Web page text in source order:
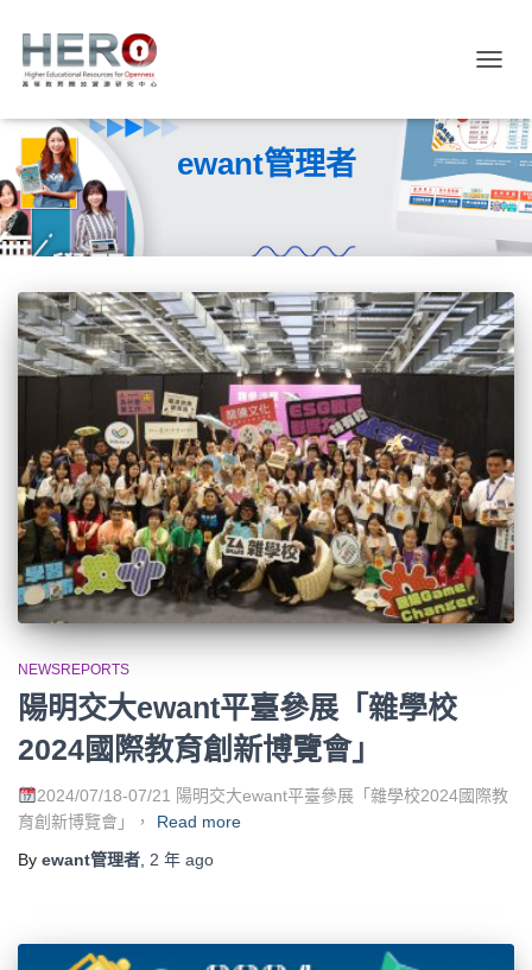
ewant管理者
NEWSREPORTS
陽明交大ewant平臺參展「雜學校
2024國際教育創新博覽會」
2024/07/18-07/21 陽明交大ewant平臺參展「雜學校2024國際教
育創新博覽會」，
Read more
By ewant管理者 2 年 ago